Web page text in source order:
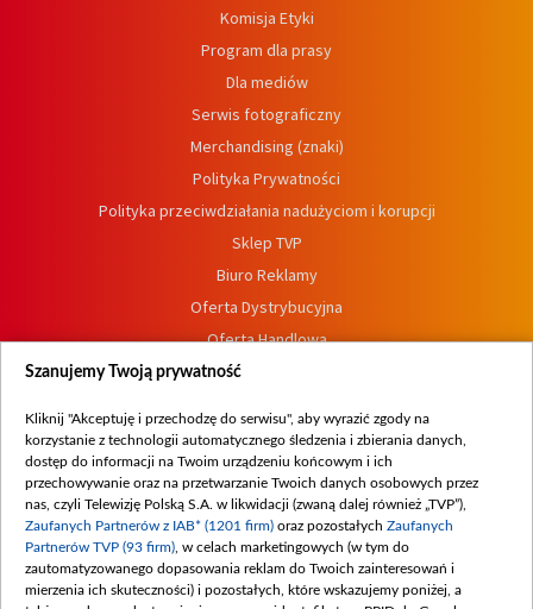
Komisja Etyki
Program dla prasy
Dla mediów
Serwis fotograficzny
Merchandising (znaki)
Polityka Prywatności
Polityka przeciwdziałania nadużyciom i korupcji
Sklep TVP
Biuro Reklamy
Oferta Dystrybucyjna
Oferta Handlowa
Dostępność
Procedura zgłoszeń wewnętrznych
Szanujemy Twoją prywatność
Kliknij "Akceptuję i przechodzę do serwisu", aby wyrazić zgody na
korzystanie z technologii automatycznego śledzenia i zbierania danych,
dostęp do informacji na Twoim urządzeniu końcowym i ich
przechowywanie oraz na przetwarzanie Twoich danych osobowych przez
nas, czyli Telewizję Polską S.A. w likwidacji (zwaną dalej również „TVP”),
Zaufanych Partnerów z IAB* (1201 firm) oraz pozostałych Zaufanych
Partnerów TVP (93 firm) , w celach marketingowych (w tym do
zautomatyzowanego dopasowania reklam do Twoich zainteresowań i
mierzenia ich skuteczności) i pozostałych, które wskazujemy poniżej, a